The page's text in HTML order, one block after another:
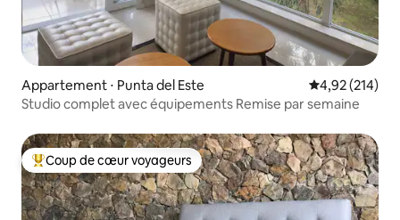
Appartement ⋅ Punta del Este Évaluation
4,92 (214)
Studio complet avec équipements Remise par semaine
Coups de cœur voyageurs les plus appréciés
Coup de cœur voyageurs